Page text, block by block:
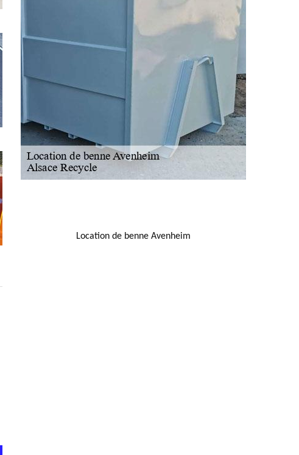
Location de benne Avenheim